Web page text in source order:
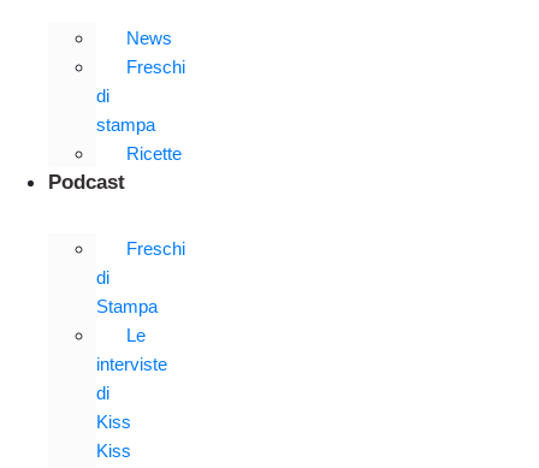
News
Freschi
di
stampa
Ricette
Podcast
Freschi
di
Stampa
Le
interviste
di
Kiss
Kiss